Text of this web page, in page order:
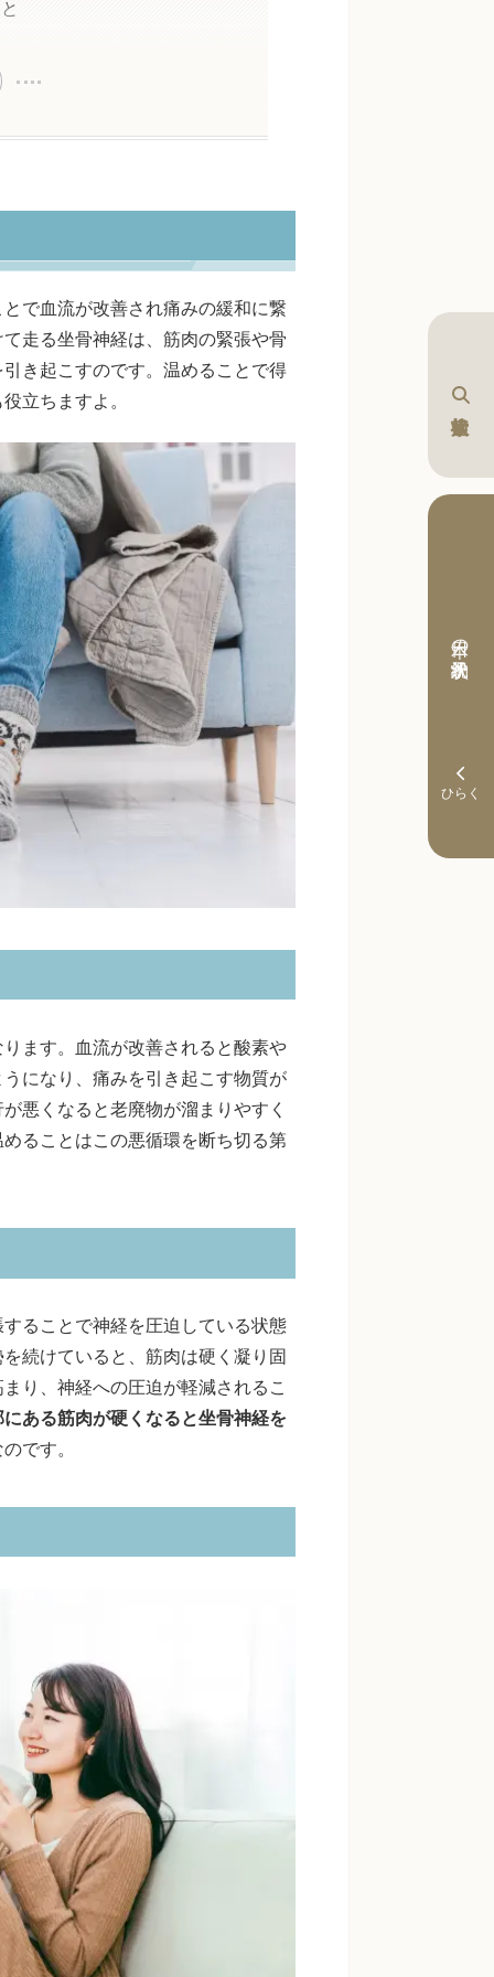
本日の予約状況
で血流が改善され痛みの緩和に繋
走る坐骨神経は、筋肉の緊張や骨
き起こすのです。温めることで得
立ちますよ。
ます。血流が改善されると酸素や
になり、痛みを引き起こす物質が
悪くなると老廃物が溜まりやすく
ることはこの悪循環を断ち切る第
ることで神経を圧迫している状態
続けていると、筋肉は硬く凝り固
り、神経への圧迫が軽減されるこ
ある筋肉が硬くなると坐骨神経を
です。